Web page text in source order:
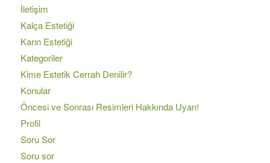
İletişim
Kalça Estetiği
Karın Estetiği
Kategoriler
Kime Estetik Cerrah Denilir?
Konular
Öncesi ve Sonrası Resimleri Hakkında Uyarı!
Profil
Soru Sor
Soru sor